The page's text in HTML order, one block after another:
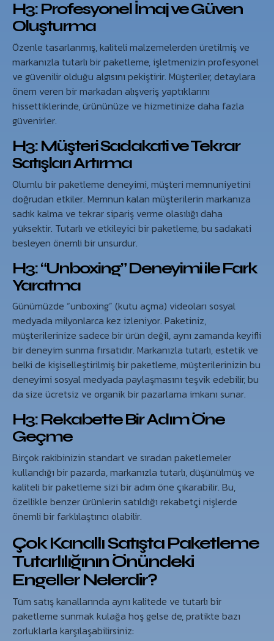
H3: Profesyonel İmaj ve Güven
Oluşturma
Özenle tasarlanmış, kaliteli malzemelerden üretilmiş ve
markanızla tutarlı bir paketleme, işletmenizin profesyonel
ve güvenilir olduğu algısını pekiştirir. Müşteriler, detaylara
önem veren bir markadan alışveriş yaptıklarını
hissettiklerinde, ürününüze ve hizmetinize daha fazla
güvenirler.
H3: Müşteri Sadakati ve Tekrar
Satışları Artırma
Olumlu bir paketleme deneyimi, müşteri memnuniyetini
doğrudan etkiler. Memnun kalan müşterilerin markanıza
sadık kalma ve tekrar sipariş verme olasılığı daha
yüksektir. Tutarlı ve etkileyici bir paketleme, bu sadakati
besleyen önemli bir unsurdur.
H3: “Unboxing” Deneyimi ile Fark
Yaratma
Günümüzde “unboxing” (kutu açma) videoları sosyal
medyada milyonlarca kez izleniyor. Paketiniz,
müşterilerinize sadece bir ürün değil, aynı zamanda keyifli
bir deneyim sunma fırsatıdır. Markanızla tutarlı, estetik ve
belki de kişiselleştirilmiş bir paketleme, müşterilerinizin bu
deneyimi sosyal medyada paylaşmasını teşvik edebilir, bu
da size ücretsiz ve organik bir pazarlama imkanı sunar.
H3: Rekabette Bir Adım Öne
Geçme
Birçok rakibinizin standart ve sıradan paketlemeler
kullandığı bir pazarda, markanızla tutarlı, düşünülmüş ve
kaliteli bir paketleme sizi bir adım öne çıkarabilir. Bu,
özellikle benzer ürünlerin satıldığı rekabetçi nişlerde
önemli bir farklılaştırıcı olabilir.
Çok Kanallı Satışta Paketleme
Tutarlılığının Önündeki
Engeller Nelerdir?
Tüm satış kanallarında aynı kalitede ve tutarlı bir
paketleme sunmak kulağa hoş gelse de, pratikte bazı
zorluklarla karşılaşabilirsiniz: